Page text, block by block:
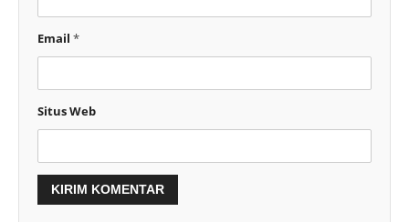
Email *
Situs Web